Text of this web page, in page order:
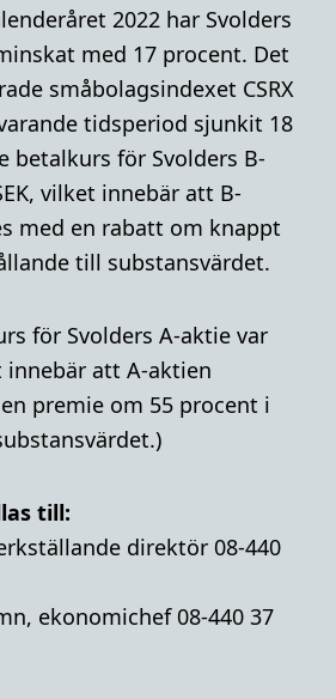
2022 har Svolders
med 17 procent. Det
småbolagsindexet CSRX
tidsperiod sjunkit 18
betalkurs för Svolders B-
vilket innebär att B-
med en rabatt om knappt
till substansvärdet.
för Svolders A-aktie var
innebär att A-aktien
premie om 55 procent i
till:
direktör 08-440
ekonomichef 08-440 37